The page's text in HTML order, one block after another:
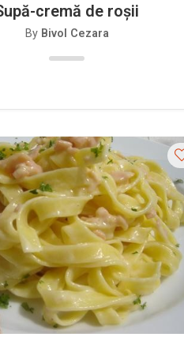
cremă de roșii
By Bivol Cezara